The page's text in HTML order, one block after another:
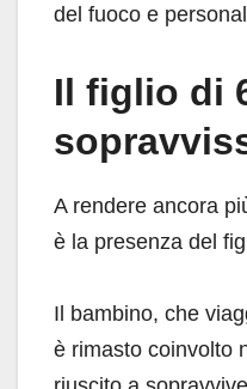
del fuoco e
Il figlio di
A rendere ancora
è la presenza del
Il bambino, che
è rimasto coinvolto